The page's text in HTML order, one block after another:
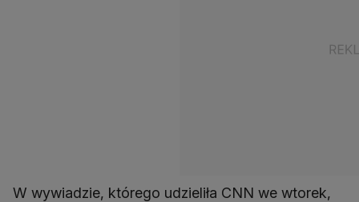
W wywiadzie, którego udzieliła CNN we wtorek,